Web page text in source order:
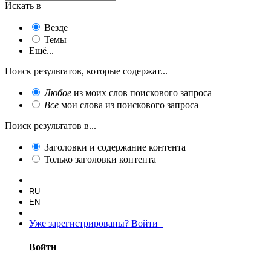
Искать в
Везде
Темы
Ещё...
Поиск результатов, которые содержат...
Любое из моих слов поискового запроса
Все мои слова из поискового запроса
Поиск результатов в...
Заголовки и содержание контента
Только заголовки контента
RU
EN
Уже зарегистрированы? Войти
Войти